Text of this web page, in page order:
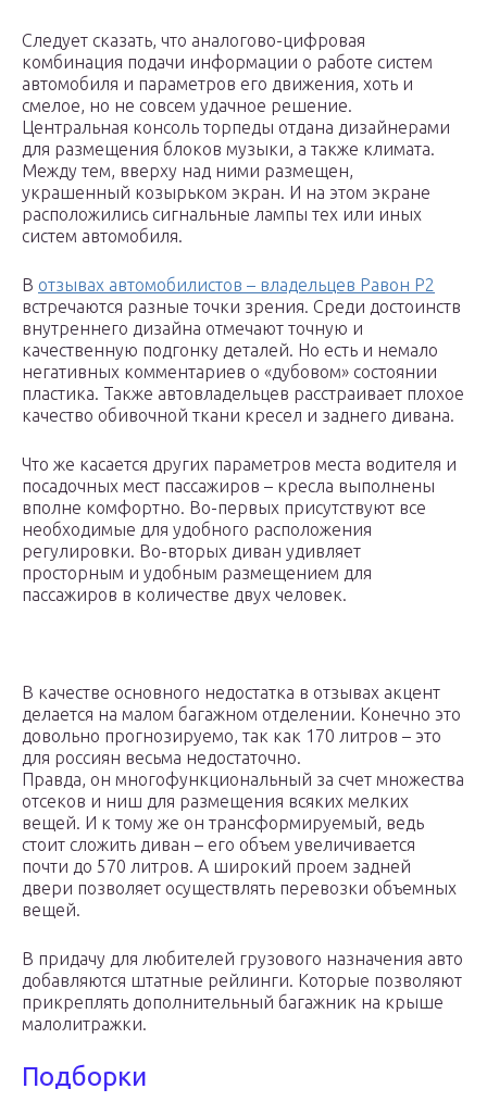
Следует сказать, что аналогово-цифровая
комбинация подачи информации о работе систем
автомобиля и параметров его движения, хоть и
смелое, но не совсем удачное решение.
Центральная консоль торпеды отдана дизайнерами
для размещения блоков музыки, а также климата.
Между тем, вверху над ними размещен,
украшенный козырьком экран. И на этом экране
расположились сигнальные лампы тех или иных
систем автомобиля.
В отзывах автомобилистов – владельцев Равон Р2
встречаются разные точки зрения. Среди достоинств
внутреннего дизайна отмечают точную и
качественную подгонку деталей. Но есть и немало
негативных комментариев о «дубовом» состоянии
пластика. Также автовладельцев расстраивает плохое
качество обивочной ткани кресел и заднего дивана.
Что же касается других параметров места водителя и
посадочных мест пассажиров – кресла выполнены
вполне комфортно. Во-первых присутствуют все
необходимые для удобного расположения
регулировки. Во-вторых диван удивляет
просторным и удобным размещением для
пассажиров в количестве двух человек.
В качестве основного недостатка в отзывах акцент
делается на малом багажном отделении. Конечно это
довольно прогнозируемо, так как 170 литров – это
для россиян весьма недостаточно.
Правда, он многофункциональный за счет множества
отсеков и ниш для размещения всяких мелких
вещей. И к тому же он трансформируемый, ведь
стоит сложить диван – его объем увеличивается
почти до 570 литров. А широкий проем задней
двери позволяет осуществлять перевозки объемных
вещей.
В придачу для любителей грузового назначения авто
добавляются штатные рейлинги. Которые позволяют
прикреплять дополнительный багажник на крыше
малолитражки.
Подборки